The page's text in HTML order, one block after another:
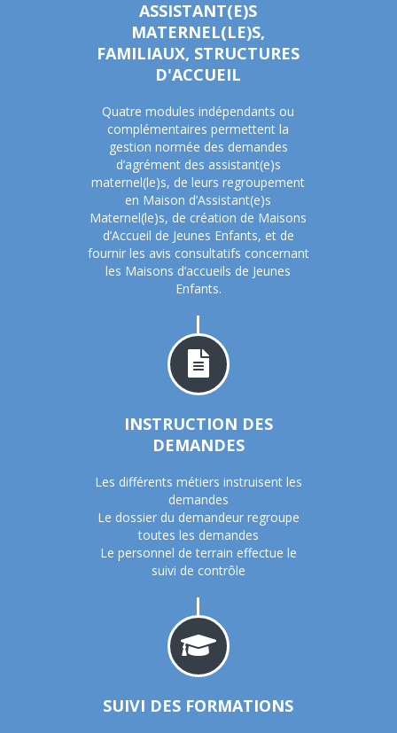
ASSISTANT(E)S
MATERNEL(LE)S,
FAMILIAUX, STRUCTURES
D'ACCUEIL
Quatre modules indépendants ou
complémentaires permettent la
gestion normée des demandes
d’agrément des assistant(e)s
maternel(le)s, de leurs regroupement
en Maison d’Assistant(e)s
Maternel(le)s, de création de Maisons
d’Accueil de Jeunes Enfants, et de
fournir les avis consultatifs concernant
les Maisons d’accueils de Jeunes
Enfants.
INSTRUCTION DES
DEMANDES
Les différents métiers instruisent les
demandes
Le dossier du demandeur regroupe
toutes les demandes
Le personnel de terrain effectue le
suivi de contrôle
SUIVI DES FORMATIONS